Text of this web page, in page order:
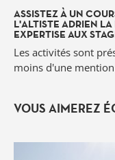
Forget
ASSISTEZ À UN
L'ALTISTE ADRIEN
EXPERTISE AUX
Les activités sont
moins d'une
VOUS AIMEREZ